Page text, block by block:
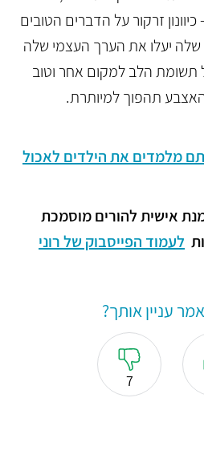
זרקור על הדברים הטובים
שלה יעלו את הערך העצמי שלה
תשומת הלב למקום אחר וטוב
תהפוך למיותרת.
מלמדים את הילדים לאכול
אישית להורים מוסמכת
לעמוד הפייסבוק של רוני
עניין אותך?
7